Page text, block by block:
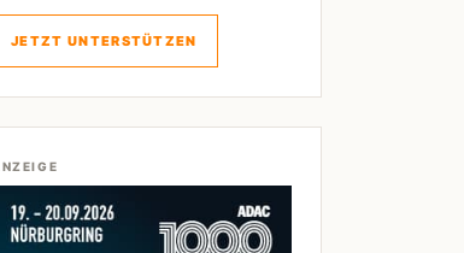
JETZT UNTERSTÜTZEN